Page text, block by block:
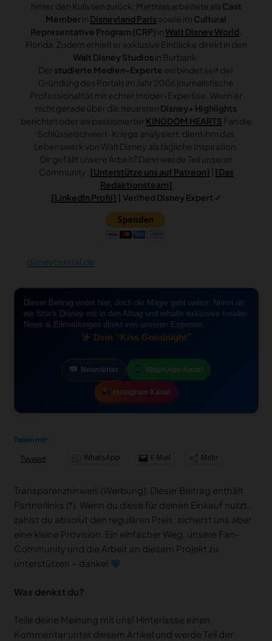
hinter den Kulissen zurück: Matthias arbeitete als Cast
Memberin Disneyland Paris sowie im Cultural
Representative Program (CRP) in Walt Disney World
Florida. Zudem erhielt er exklusive Einblicke direkt in den
Walt Disney Studios in Burbank.
Der studierte Medien-Experte verbindet seit der
Gründung des Portals im Jahr 2006 journalistische
Professionalität mit echter Insider-Expertise. Wenn er
nicht gerade über die neuesten Disney+ Highlights
berichtet oder als passionierter KINGDOM HEARTS Fan die
Schlüsselschwert-Kriege analysiert, dient ihm das
Lebenswerk von Walt Disney als tägliche Inspiration.
Dir gefällt unsere Arbeit? Dann werde Teil unserer
Community: [Unterstütze uns auf Patreon]
[Das
Redaktionsteam]
[LinkedIn Profil] | Verified Disney Expert ✓
disneycentral.de
Dieser Beitrag endet hier, doch die Magie geht weiter. Nimm dir
ein Stück Disney mit in den Alltag und erhalte exklusive Insider-
News & Eilmeldungen direkt von unseren Experten.
Dein “Kiss Goodnight”
Newsletter WhatsApp Kanal
Instagram Kanal
Teilen mit:
Tweet WhatsApp E-Mail Mehr
Transparenzhinweis (Werbung): Dieser Beitrag enthält
Partnerlinks (*). Wenn du diese für deinen Einkauf nutzt,
zahlst du absolut den regulären Preis, sicherst uns aber
eine kleine Provision. Ein einfacher Weg, unsere Fan-
Community und die Arbeit an diesem Projekt zu
unterstützen – danke!
Was denkst du?
Teile deine Meinung mit uns! Hinterlasse einen
Kommentar unter diesem Artikel und werde Teil der